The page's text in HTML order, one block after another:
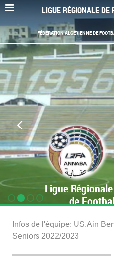
LIGUE RÉGIONALE
Ligue Régionale
de
Infos de l'équipe: US.Ain
Seniors 2022/2023